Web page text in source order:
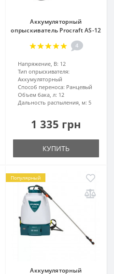
Аккумуляторный
опрыскиватель Procraft AS-12
4
Напряжение, В: 12
Тип опрыскивателя:
Аккумуляторный
Способ переноса: Ранцевый
Объем бака, л: 12
Дальность распыления, м: 5
1 335 грн
КУПИТЬ
Популярный
Аккумуляторный